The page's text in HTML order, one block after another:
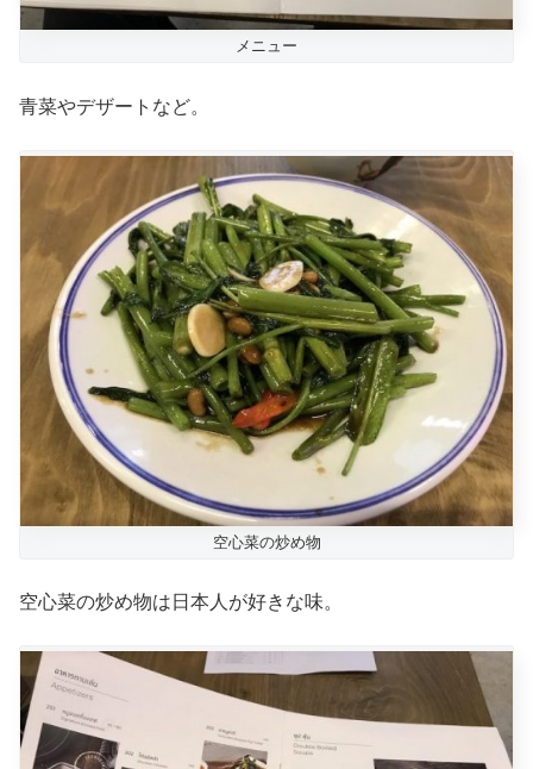
メニュー
青菜やデザートなど。
空心菜の炒め物
空心菜の炒め物は日本人が好きな味。